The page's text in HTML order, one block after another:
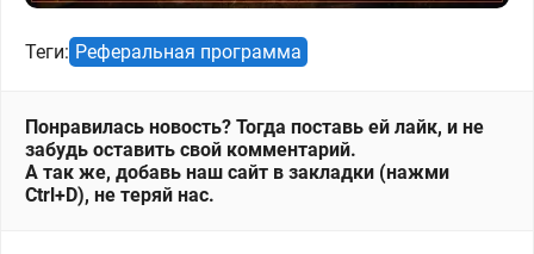
Теги: Реферальная программа
Понравилась новость? Тогда поставь ей лайк, и не
забудь оставить свой комментарий.
А так же, добавь наш сайт в закладки (нажми
Ctrl+D), не теряй нас.